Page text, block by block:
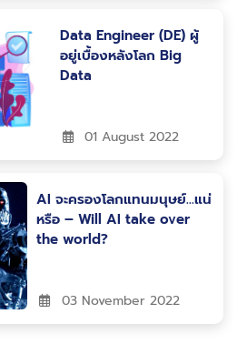
Data Engineer (DE) ผู้
อยู่เบื้องหลังโลก Big
Data
01 August 2022
AI จะครองโลกแทนมนุษย์…แน่
หรือ – Will AI take over
the world?
03 November 2022